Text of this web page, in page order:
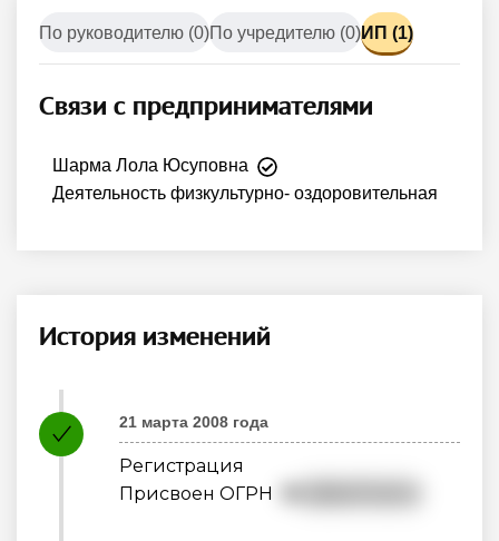
По руководителю (0)По учредителю (0)ИП (1)
Связи c предпринимателями
Шарма Лола Юсуповна
Деятельность физкультурно- оздоровительная
История изменений
21 марта 2008 года
Регистрация
Присвоен ОГРН